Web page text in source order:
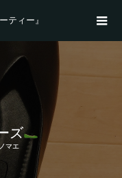
ティー』
ズ
マエ